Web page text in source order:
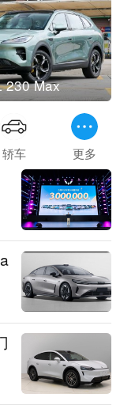
230 Max
轿车 更多